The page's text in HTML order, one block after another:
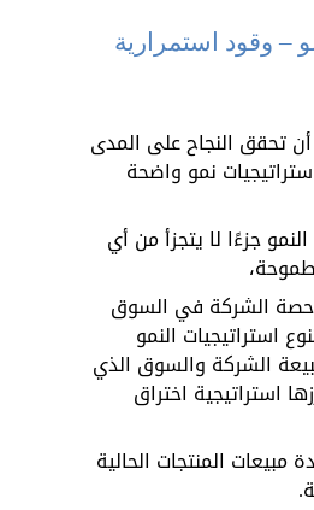
– وقود استمرارية
تحقق النجاح على المدى
نمو واضحة
جزءًا لا يتجزأ من أي
الشركة في السوق
استراتيجيات النمو
الشركة والسوق الذي
استراتيجية اختراق
مبيعات المنتجات الحالية